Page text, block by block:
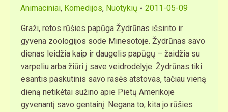
Animaciniai, Komedijos, Nuotykių 2011-05-09
Graži, retos rūšies papūga Žydrūnas išsirito ir
gyvena zoologijos sode Minesotoje. Žydrūnas savo
dienas leidžia kaip ir daugelis papūgų – žaidžia su
varpeliu arba žiūri į save veidrodėlyje. Žydrūnas tiki
esantis paskutinis savo rasės atstovas, tačiau vieną
dieną netikėtai sužino apie Pietų Amerikoje
gyvenantį savo gentainį. Negana to, kita jo rūšies